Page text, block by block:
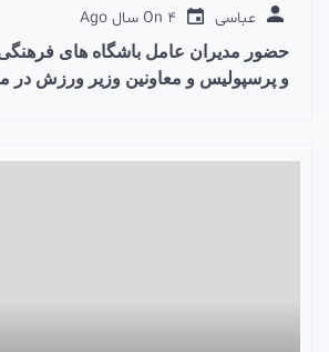
عباسی
On 4 سال Ago
حضور مدیران عامل باشگاه های
و پرسپولیس و معاونین وزیر ورزش در